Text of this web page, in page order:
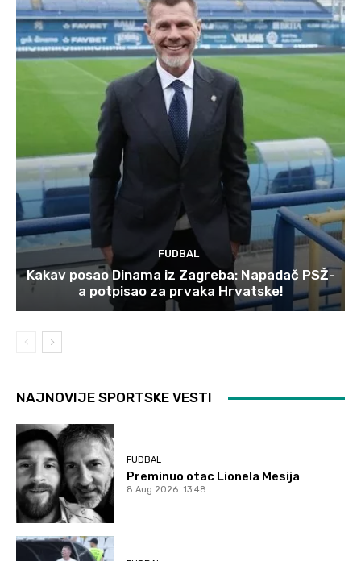
FUDBAL
Kakav posao Dinama iz Zagreba: Napadač PSŽ-
a potpisao za prvaka Hrvatske!
NAJNOVIJE SPORTSKE VESTI
FUDBAL
Preminuo otac Lionela Mesija
8 Aug 2026. 13:48